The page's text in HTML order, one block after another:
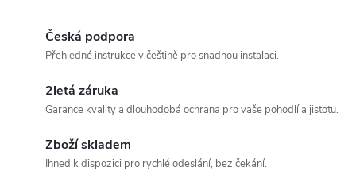
Váš dotaz
Česká podpora
Přehledné instrukce v češtině pro snadnou instalaci.
2letá záruka
Garance kvality a dlouhodobá ochrana pro vaše pohodlí a jistotu.
Zboží skladem
Ihned k dispozici pro rychlé odeslání, bez čekání.